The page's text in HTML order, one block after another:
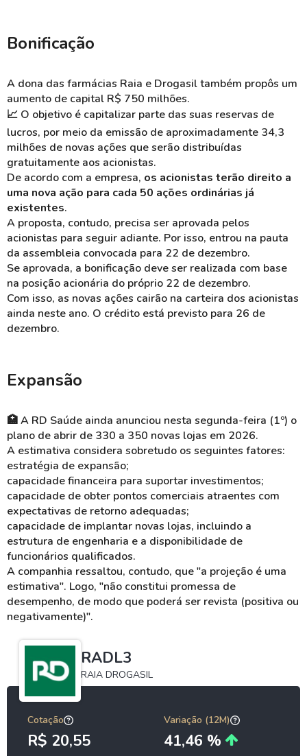
Bonificação
A dona das farmácias Raia e Drogasil também propôs um
aumento de capital R$ 750 milhões.
📈 O objetivo é capitalizar parte das suas reservas de
lucros, por meio da emissão de aproximadamente 34,3
milhões de novas ações que serão distribuídas
gratuitamente aos acionistas.
De acordo com a empresa, os acionistas terão direito a
uma nova ação para cada 50 ações ordinárias já
existentes.
A proposta, contudo, precisa ser aprovada pelos
acionistas para seguir adiante. Por isso, entrou na pauta
da assembleia convocada para 22 de dezembro.
Se aprovada, a bonificação deve ser realizada com base
na posição acionária do próprio 22 de dezembro.
Com isso, as novas ações cairão na carteira dos acionistas
ainda neste ano. O crédito está previsto para 26 de
dezembro.
Expansão
🏥 A RD Saúde ainda anunciou nesta segunda-feira (1º) o
plano de abrir de 330 a 350 novas lojas em 2026.
A estimativa considera sobretudo os seguintes fatores:
estratégia de expansão;
capacidade financeira para suportar investimentos;
capacidade de obter pontos comerciais atraentes com
expectativas de retorno adequadas;
capacidade de implantar novas lojas, incluindo a
estrutura de engenharia e a disponibilidade de
funcionários qualificados.
A companhia ressaltou, contudo, que "a projeção é uma
estimativa". Logo, "não constitui promessa de
desempenho, de modo que poderá ser revista (positiva ou
negativamente)".
RADL3
RAIA DROGASIL
Cotação
R$ 20,55
Variação (12M)
41,46 %